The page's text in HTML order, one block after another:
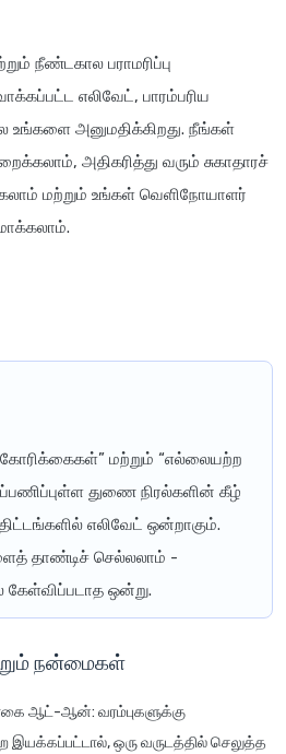
நீண்டகால பராமரிப்பு
எலிவேட், பாரம்பரிய
உங்களை அனுமதிக்கிறது. நீங்கள்
அதிகரித்து வரும் சுகாதாரச்
மற்றும் உங்கள் வெளிநோயாளர்
மற்றும் “எல்லையற்ற
துணை நிரல்களின் கீழ்
எலிவேட் ஒன்றாகும்.
தாண்டிச் செல்லலாம் -
கேள்விப்படாத ஒன்று.
நன்மைகள்
ஆட்-ஆன்: வரம்புகளுக்கு
ஒரு வருடத்தில் செலுத்த